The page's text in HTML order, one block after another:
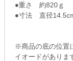
●重さ 約820ｇ
●寸法 直径
※商品の底の位置
イオードがありま